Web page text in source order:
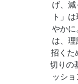
げ、減
ト」
やかに
は、
招くた
切りの
ッショ